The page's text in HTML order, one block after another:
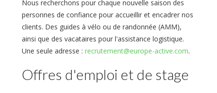
Nous recherchons pour chaque nouvelle saison des
personnes de confiance pour accueillir et encadrer nos
clients. Des guides à vélo ou de randonnée (AMM),
ainsi que des vacataires pour l'assistance logistique.
Une seule adresse : recrutement@europe-active.com.
Offres d'emploi et de stage